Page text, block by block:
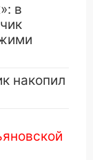
в
накопил